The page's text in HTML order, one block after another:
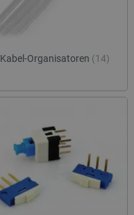
Kabel-Organisatoren (14)